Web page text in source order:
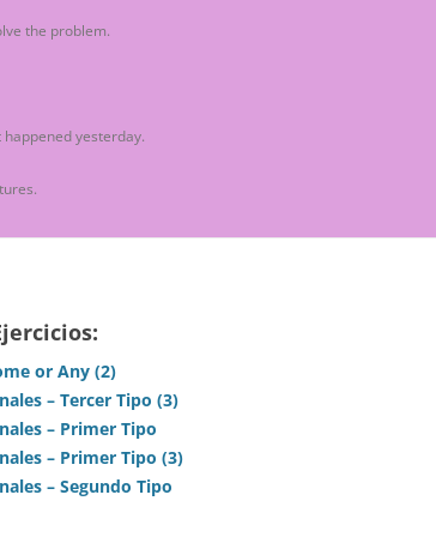
the problem.
yesterday.
or Any (2)
– Tercer Tipo (3)
– Primer Tipo
– Primer Tipo (3)
– Segundo Tipo